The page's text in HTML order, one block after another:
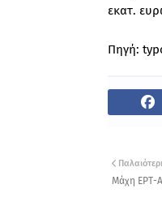
εκατ.
Πηγή:
Μάχη ΕΡΤ-